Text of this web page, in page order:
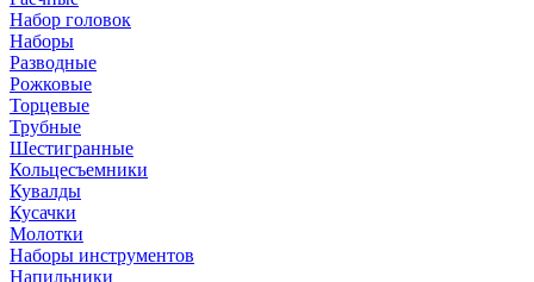
Набор головок
Наборы
Разводные
Рожковые
Торцевые
Трубные
Шестигранные
Кольцесъемники
Кувалды
Кусачки
Молотки
Наборы инструментов
Напильники